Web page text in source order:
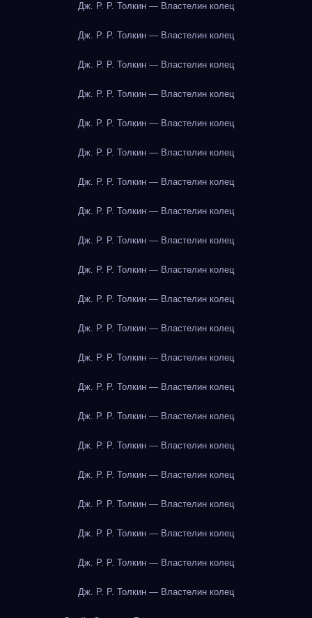
Дж. Р. Р. Толкин — Властелин колец
Дж. Р. Р. Толкин — Властелин колец
Дж. Р. Р. Толкин — Властелин колец
Дж. Р. Р. Толкин — Властелин колец
Дж. Р. Р. Толкин — Властелин колец
Дж. Р. Р. Толкин — Властелин колец
Дж. Р. Р. Толкин — Властелин колец
Дж. Р. Р. Толкин — Властелин колец
Дж. Р. Р. Толкин — Властелин колец
Дж. Р. Р. Толкин — Властелин колец
Дж. Р. Р. Толкин — Властелин колец
Дж. Р. Р. Толкин — Властелин колец
Дж. Р. Р. Толкин — Властелин колец
Дж. Р. Р. Толкин — Властелин колец
Дж. Р. Р. Толкин — Властелин колец
Дж. Р. Р. Толкин — Властелин колец
Дж. Р. Р. Толкин — Властелин колец
Дж. Р. Р. Толкин — Властелин колец
Дж. Р. Р. Толкин — Властелин колец
Дж. Р. Р. Толкин — Властелин колец
Дж. Р. Р. Толкин — Властелин колец